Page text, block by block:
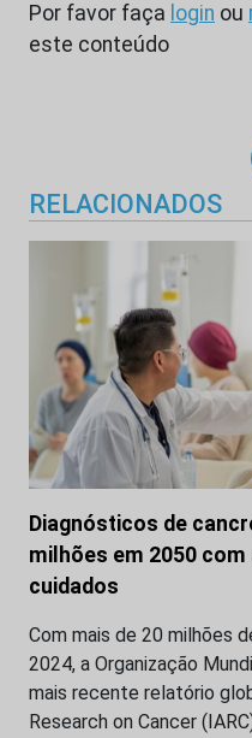
Por favor faça login ou
este conteúdo
RELACIONADOS
Diagnósticos de
milhões em 2050
cuidados
Com mais de 20 milhões
2024, a Organização
mais recente relatório
Research on Cancer